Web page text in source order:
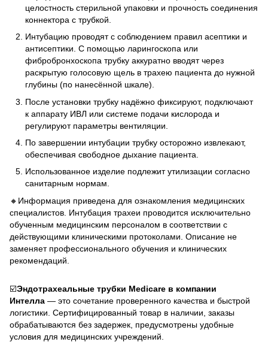
целостность стерильной упаковки и прочность соединения
коннектора с трубкой.
Интубацию проводят с соблюдением правил асептики и
антисептики. С помощью ларингоскопа или
фибробронхоскопа трубку аккуратно вводят через
раскрытую голосовую щель в трахею пациента до нужной
глубины (по нанесённой шкале).
После установки трубку надёжно фиксируют, подключают
к аппарату ИВЛ или системе подачи кислорода и
регулируют параметры вентиляции.
По завершении интубации трубку осторожно извлекают,
обеспечивая свободное дыхание пациента.
Использованное изделие подлежит утилизации согласно
санитарным нормам.
🔸Информация приведена для ознакомления медицинских
специалистов. Интубация трахеи проводится исключительно
обученным медицинским персоналом в соответствии с
действующими клиническими протоколами. Описание не
заменяет профессионального обучения и клинических
рекомендаций.
☑️Эндотрахеальные трубки Medicare в компании
Интелла — это сочетание проверенного качества и быстрой
логистики. Сертифицированный товар в наличии, заказы
обрабатываются без задержек, предусмотрены удобные
условия для медицинских учреждений.